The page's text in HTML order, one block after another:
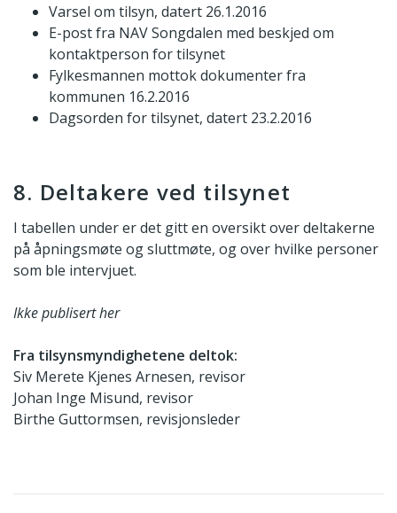
Varsel om tilsyn, datert 26.1.2016
E-post fra NAV Songdalen med beskjed om
kontaktperson for tilsynet
Fylkesmannen mottok dokumenter fra
kommunen 16.2.2016
Dagsorden for tilsynet, datert 23.2.2016
8. Deltakere ved tilsynet
I tabellen under er det gitt en oversikt over deltakerne
på åpningsmøte og sluttmøte, og over hvilke personer
som ble intervjuet.
Ikke publisert her
Fra tilsynsmyndighetene deltok:
Siv Merete Kjenes Arnesen, revisor
Johan Inge Misund, revisor
Birthe Guttormsen, revisjonsleder